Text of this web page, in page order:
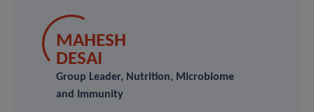
MAHESH
DESAI
Group Leader, Nutrition, Microbiome
and Immunity